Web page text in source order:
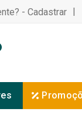
- Cadastrar |